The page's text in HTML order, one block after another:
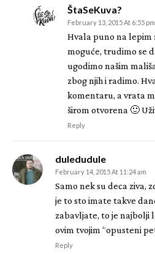
ŠtaSeKuva?
February 13, 2015 At 6:55 pm
Hvala puno na lepim
moguće, trudimo se
ugodimo našim
zbog njih i radimo.
komentaru, a vrata
širom otvorena 🙂
Reply
duledudule
February 14, 2015 At 11:24 am
Samo nek su deca ziva,
je to sto imate takve
zabavljate, to je najbolji
ovim tvojim “opusteni
Reply